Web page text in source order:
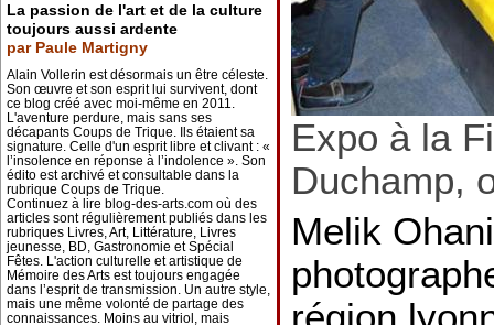
La passion de l'art et de la culture
toujours aussi ardente
par Paule Martigny
Alain Vollerin est désormais un être céleste.
Son œuvre et son esprit lui survivent, dont
ce blog créé avec moi-même en 2011.
L'aventure perdure, mais sans ses
décapants Coups de Trique. Ils étaient sa
signature. Celle d'un esprit libre et clivant : «
l’insolence en réponse à l’indolence ». Son
édito est archivé et consultable dans la
rubrique Coups de Trique.
Continuez à lire blog-des-arts.com où des
articles sont régulièrement publiés dans les
rubriques Livres, Art, Littérature, Livres
jeunesse, BD, Gastronomie et Spécial
Fêtes. L'action culturelle et artistique de
Mémoire des Arts est toujours engagée
dans l’esprit de transmission. Un autre style,
mais une même volonté de partage des
connaissances. Moins au vitriol, mais
Expo à la
Duchamp,
Melik